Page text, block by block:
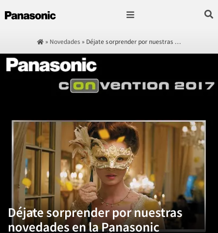
» Novedades » Déjate sorprender por nuestras …
Déjate sorprender por nuestras
novedades en la Panasonic